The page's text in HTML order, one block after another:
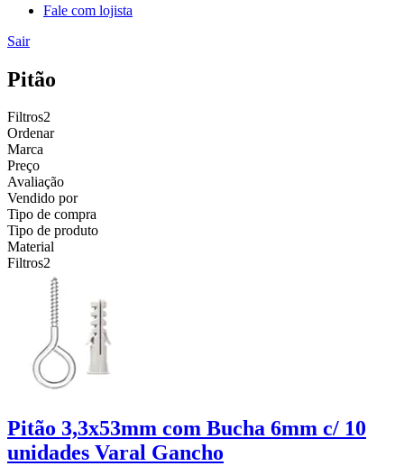
Fale com lojista
Sair
Pitão
Filtros2
Ordenar
Marca
Preço
Avaliação
Vendido por
Tipo de compra
Tipo de produto
Material
Filtros2
Pitão 3,3x53mm com Bucha 6mm c/ 10
unidades Varal Gancho